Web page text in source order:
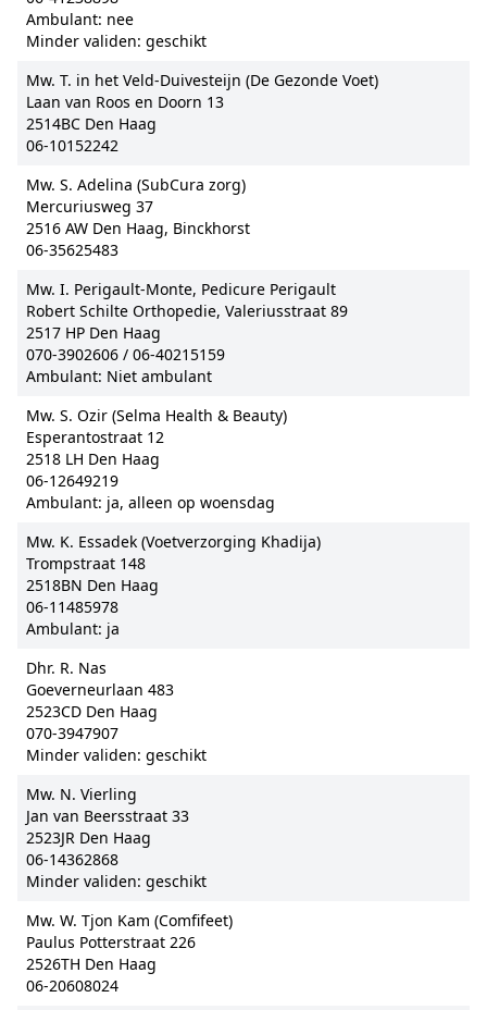
Ambulant: nee
Minder validen: geschikt
Mw. T. in het Veld-Duivesteijn (De Gezonde Voet)
Laan van Roos en Doorn 13
2514BC Den Haag
06-10152242
Mw. S. Adelina (SubCura zorg)
Mercuriusweg 37
2516 AW Den Haag, Binckhorst
06-35625483
Mw. I. Perigault-Monte, Pedicure Perigault
Robert Schilte Orthopedie, Valeriusstraat 89
2517 HP Den Haag
070-3902606 / 06-40215159
Ambulant: Niet ambulant
Mw. S. Ozir (Selma Health & Beauty)
Esperantostraat 12
2518 LH Den Haag
06-12649219
Ambulant: ja, alleen op woensdag
Mw. K. Essadek (Voetverzorging Khadija)
Trompstraat 148
2518BN Den Haag
06-11485978
Ambulant: ja
Dhr. R. Nas
Goeverneurlaan 483
2523CD Den Haag
070-3947907
Minder validen: geschikt
Mw. N. Vierling
Jan van Beersstraat 33
2523JR Den Haag
06-14362868
Minder validen: geschikt
Mw. W. Tjon Kam (Comfifeet)
Paulus Potterstraat 226
2526TH Den Haag
06-20608024